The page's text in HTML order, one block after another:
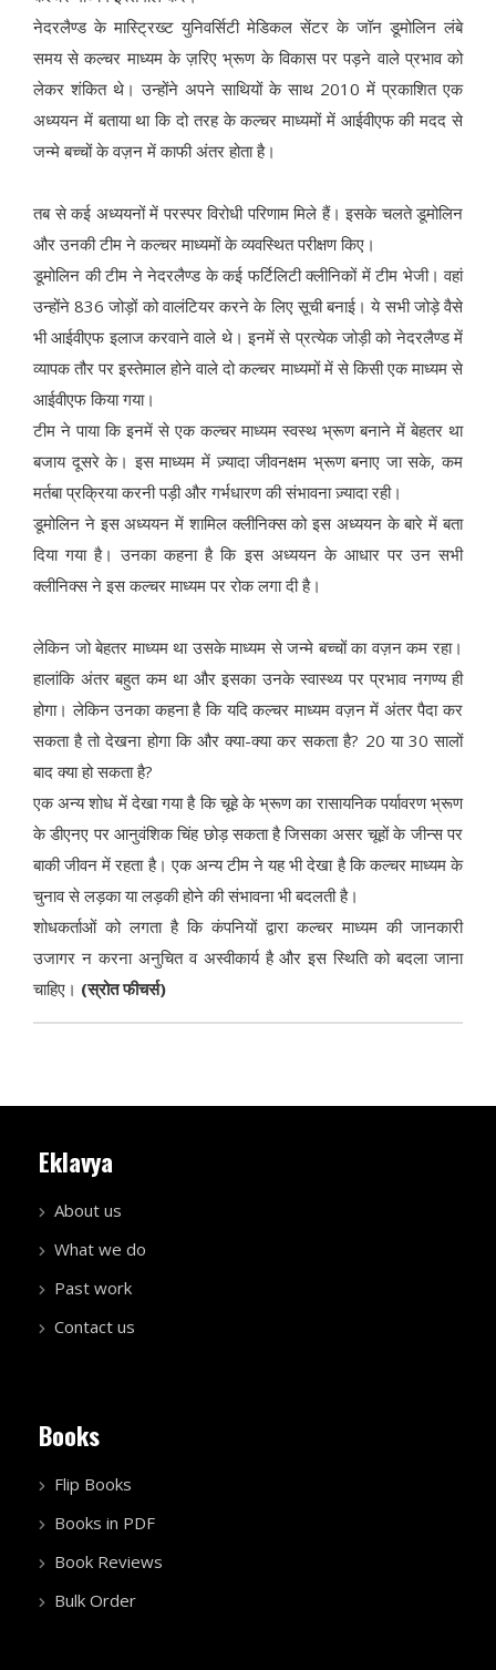
नेदरलैण्ड के मास्ट्रिख्ट युनिवर्सिटी मेडिकल सेंटर के जॉन डूमोलिन लंबे
समय से कल्चर माध्यम के ज़रिए भ्रूण के विकास पर पड़ने वाले प्रभाव को
लेकर शंकित थे। उन्होंने अपने साथियों के साथ 2010 में प्रकाशित एक
अध्ययन में बताया था कि दो तरह के कल्चर माध्यमों में आईवीएफ की मदद से
जन्मे बच्चों के वज़न में काफी अंतर होता है।
तब से कई अध्ययनों में परस्पर विरोधी परिणाम मिले हैं। इसके चलते डूमोलिन
और उनकी टीम ने कल्चर माध्यमों के व्यवस्थित परीक्षण किए।
डूमोलिन की टीम ने नेदरलैण्ड के कई फर्टिलिटी क्लीनिकों में टीम भेजी। वहां
उन्होंने 836 जोड़ों को वालंटियर करने के लिए सूची बनाई। ये सभी जोड़े वैसे
भी आईवीएफ इलाज करवाने वाले थे। इनमें से प्रत्येक जोड़ी को नेदरलैण्ड में
व्यापक तौर पर इस्तेमाल होने वाले दो कल्चर माध्यमों में से किसी एक माध्यम से
आईवीएफ किया गया।
टीम ने पाया कि इनमें से एक कल्चर माध्यम स्वस्थ भ्रूण बनाने में बेहतर था
बजाय दूसरे के। इस माध्यम में ज़्यादा जीवनक्षम भ्रूण बनाए जा सके, कम
मर्तबा प्रक्रिया करनी पड़ी और गर्भधारण की संभावना ज़्यादा रही।
डूमोलिन ने इस अध्ययन में शामिल क्लीनिक्स को इस अध्ययन के बारे में बता
दिया गया है। उनका कहना है कि इस अध्ययन के आधार पर उन सभी
क्लीनिक्स ने इस कल्चर माध्यम पर रोक लगा दी है।
लेकिन जो बेहतर माध्यम था उसके माध्यम से जन्मे बच्चों का वज़न कम रहा।
हालांकि अंतर बहुत कम था और इसका उनके स्वास्थ्य पर प्रभाव नगण्य ही
होगा। लेकिन उनका कहना है कि यदि कल्चर माध्यम वज़न में अंतर पैदा कर
सकता है तो देखना होगा कि और क्या-क्या कर सकता है? 20 या 30 सालों
बाद क्या हो सकता है?
एक अन्य शोध में देखा गया है कि चूहे के भ्रूण का रासायनिक पर्यावरण भ्रूण
के डीएनए पर आनुवंशिक चिंह छोड़ सकता है जिसका असर चूहों के जीन्स पर
बाकी जीवन में रहता है। एक अन्य टीम ने यह भी देखा है कि कल्चर माध्यम के
चुनाव से लड़का या लड़की होने की संभावना भी बदलती है।
शोधकर्ताओं को लगता है कि कंपनियों द्वारा कल्चर माध्यम की जानकारी
उजागर न करना अनुचित व अस्वीकार्य है और इस स्थिति को बदला जाना
चाहिए। (स्रोत फीचर्स)
Eklavya
About us
What we do
Past work
Contact us
Books
Flip Books
Books in PDF
Book Reviews
Bulk Order